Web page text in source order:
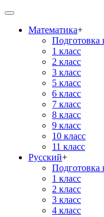
Математика+
1 класс
2 класс
3 класс
5 класс
6 класс
7 класс
8 класс
9 класс
10 класс
11 класс
Русский+
1 класс
2 класс
3 класс
4 класс